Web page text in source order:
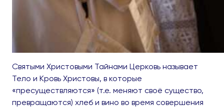
Святыми Христовыми Тайнами Церковь называет
Тело и Кровь Христовы, в которые
«пресуществляются» (т.е. меняют своё существо,
превращаются) хлеб и вино во время совершения